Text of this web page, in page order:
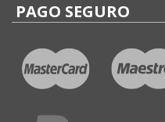
PAGO SEGURO